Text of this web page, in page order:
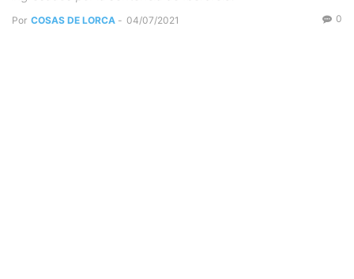
Por COSAS DE LORCA - 04/07/2021 0